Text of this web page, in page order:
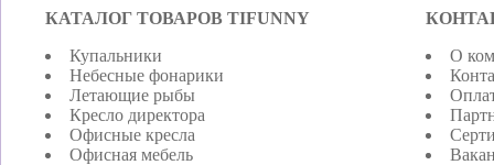
КАТАЛОГ ТОВАРОВ TIFUNNY
Купальники
Небесные фонарики
Летающие рыбы
Кресло директора
Офисные кресла
Офисная мебель
О